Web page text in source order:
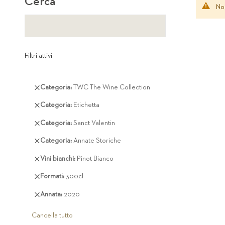
Filtri attivi
Categoria TWC The Wine Collection
Rimuovi
articolo
Categoria Etichetta
Rimuovi
articolo
Categoria Sanct Valentin
Rimuovi
articolo
Categoria Annate Storiche
Rimuovi
articolo
Vini bianchi Pinot Bianco
Rimuovi
articolo
Formati 300cl
Rimuovi
articolo
Annata 2020
Rimuovi
articolo
Cancella tutto